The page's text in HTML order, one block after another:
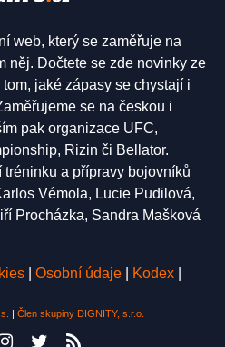
web, který se zaměřuje na
něj. Dočtete se zde novinky ze
jaké zápasy se chystají i
se na českou i
pak organizace UFC,
Rizin či Bellator.
a přípravy bojovníků
Vémola, Lucie Pudilová,
Procházka, Sandra Mašková
Osobní údaje Kodex
| Člen skupiny DIGNITY, s.r.o.